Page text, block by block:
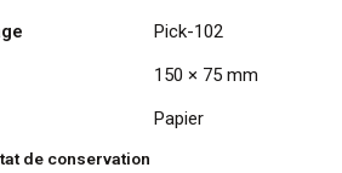
Pick-102
150 × 75 mm
Papier
de conservation